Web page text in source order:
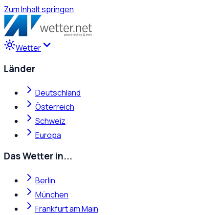
Zum Inhalt springen
Wetter
Länder
Deutschland
Österreich
Schweiz
Europa
Das Wetter in...
Berlin
München
Frankfurt am Main